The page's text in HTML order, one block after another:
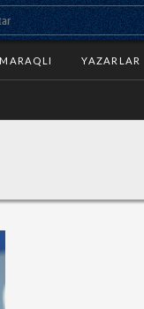
MARAQLI YAZARLAR